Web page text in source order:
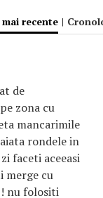
mai recente |
de
zona cu
mancarimile
rondele in
faceti aceeasi
merge cu
nu folositi